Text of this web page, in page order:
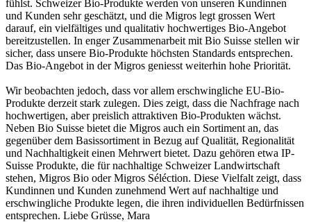
fühlst. Schweizer Bio-Produkte werden von unseren Kundinnen
und Kunden sehr geschätzt, und die Migros legt grossen Wert
darauf, ein vielfältiges und qualitativ hochwertiges Bio-Angebot
bereitzustellen. In enger Zusammenarbeit mit Bio Suisse stellen wir
sicher, dass unsere Bio-Produkte höchsten Standards entsprechen.
Das Bio-Angebot in der Migros geniesst weiterhin hohe Priorität.
Wir beobachten jedoch, dass vor allem erschwingliche EU-Bio-
Produkte derzeit stark zulegen. Dies zeigt, dass die Nachfrage nach
hochwertigen, aber preislich attraktiven Bio-Produkten wächst.
Neben Bio Suisse bietet die Migros auch ein Sortiment an, das
gegenüber dem Basissortiment in Bezug auf Qualität, Regionalität
und Nachhaltigkeit einen Mehrwert bietet. Dazu gehören etwa IP-
Suisse Produkte, die für nachhaltige Schweizer Landwirtschaft
stehen, Migros Bio oder Migros Séléction. Diese Vielfalt zeigt, dass
Kundinnen und Kunden zunehmend Wert auf nachhaltige und
erschwingliche Produkte legen, die ihren individuellen Bedürfnissen
entsprechen. Liebe Grüsse, Mara